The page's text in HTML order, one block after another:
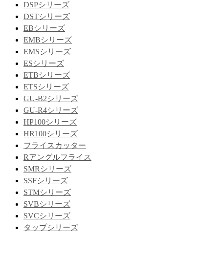
DSPシリーズ
DSTシリーズ
EBシリーズ
EMBシリーズ
EMSシリーズ
ESシリーズ
ETBシリーズ
ETSシリーズ
GU-B2シリーズ
GU-R4シリーズ
HP100シリーズ
HR100シリーズ
フライスカッター
Rアングルフライス
SMRシリーズ
SSFシリーズ
STMシリーズ
SVBシリーズ
SVCシリーズ
タップシリーズ